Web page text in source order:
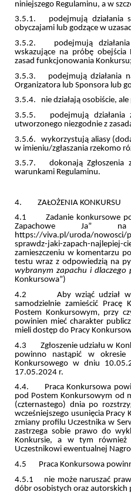
niniejszego Regulaminu, a w
3.5.1. podejmują działania
obyczajami lub godzące w
3.5.2. podejmują działania
wskazujące na próbę
zasad funkcjonowania Konkursu;
3.5.3. podejmują działania
Organizatora lub Sponsora lub
3.5.4. nie działają osobiście, ale
3.5.5. podejmują działania
utworzonego niezgodnie z
3.5.6. wykorzystują aliasy
w imieniu/zgłaszania rzekomo
3.5.7. dokonają Zgłoszenia
warunkami Regulaminu.
4. ZAŁOŻENIA KONKURSU
4.1 Zadanie konkursowe
Zapachowe Ja”
https://viva.pl/uroda/nowosci/
sprawdz-jaki-zapach-
zamieszczeniu w komentarzu
testu wraz z odpowiedzią na
wybranym zapachu i dlaczego
Konkursowa”)
4.2 Aby wziąć udział w
samodzielnie zamieścić
Postem Konkursowym, przy
powinien mieć charakter
mieli dostęp do Pracy
4.3 Zgłoszenie udziału w
powinno nastąpić w
Konkursowego w dniu
17.05.2024 r.
4.4. Praca Konkursowa
pod Postem Konkursowym od
(czternastego) dnia po
wcześniejszego usunięcia Pracy
zmiany profilu Uczestnika w
zastrzega sobie prawo do
Konkursie, a w tym również
Uczestnikowi ewentualnej
4.5 Praca Konkursowa
4.5.1 nie może naruszać
dóbr osobistych oraz